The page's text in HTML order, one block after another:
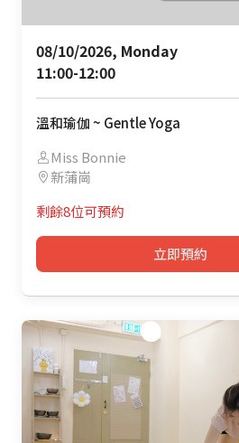
08/10/2026, Monday
11:00-12:00
溫和瑜伽 ~ Gentle Yoga
Miss Bonnie
新蒲崗
剩餘8位可預約
立即預約